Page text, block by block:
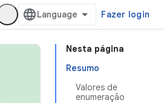
Fazer login
Nesta página
Resumo
Valores de
enumeração